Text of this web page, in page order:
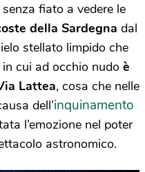
fiato a vedere le
della Sardegna dal
stellato limpido che
cui ad occhio nudo è
Lattea, cosa che nelle
dell’inquinamento
l’emozione nel poter
astronomico.